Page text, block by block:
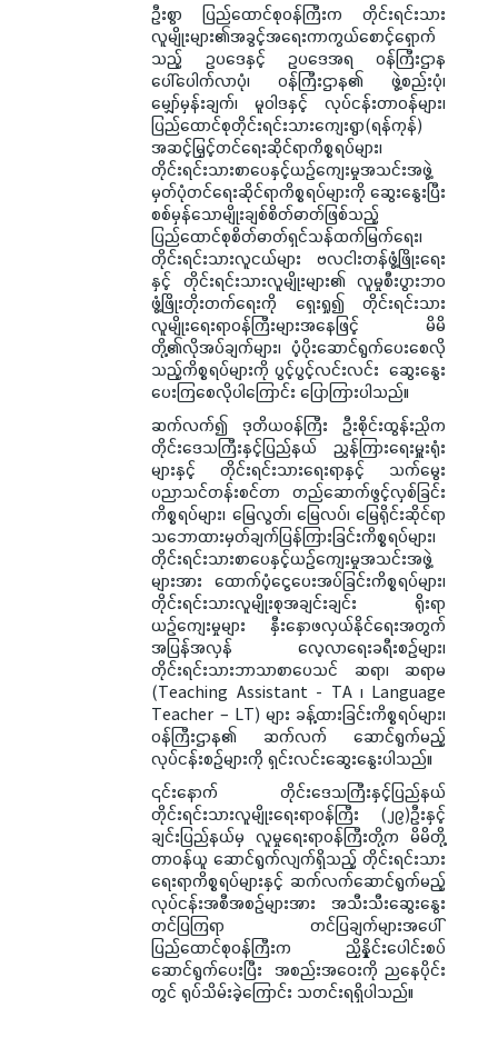
ဦးစွာ ပြည်ထောင်စုဝန်ကြီးက တိုင်းရင်းသား
လူမျိုးများ၏အခွင့်အရေးကာကွယ်စောင့်ရှောက်
သည့် ဥပဒေနှင့် ဥပဒေအရ ဝန်ကြီးဌာန
ပေါ်ပေါက်လာပုံ၊ ဝန်ကြီးဌာန၏ ဖွဲ့စည်းပုံ၊
မျှော်မှန်းချက်၊ မူဝါဒနှင့် လုပ်ငန်းတာဝန်များ၊
ပြည်ထောင်စုတိုင်းရင်းသားကျေးရွာ(ရန်ကုန်)
အဆင့်မြှင့်တင်ရေးဆိုင်ရာကိစ္စရပ်များ၊
တိုင်းရင်းသားစာပေနှင့်ယဉ်ကျေးမှုအသင်းအဖွဲ့
မှတ်ပုံတင်ရေးဆိုင်ရာကိစ္စရပ်များကို ဆွေးနွေးပြီး
စစ်မှန်သောမျိုးချစ်စိတ်ဓာတ်ဖြစ်သည့်
ပြည်ထောင်စုစိတ်ဓာတ်ရှင်သန်ထက်မြက်ရေး၊
တိုင်းရင်းသားလူငယ်များ ဗလငါးတန်ဖွံ့ဖြိုးရေး
နှင့် တိုင်းရင်းသားလူမျိုးများ၏ လူမှုစီးပွားဘဝ
ဖွံ့ဖြိုးတိုးတက်ရေးကို ရှေးရှု၍ တိုင်းရင်းသား
လူမျိုးရေးရာဝန်ကြီးများအနေဖြင့် မိမိ
တို့၏လိုအပ်ချက်များ၊ ပံ့ပိုးဆောင်ရွက်ပေးစေလို
သည့်ကိစ္စရပ်များကို ပွင့်ပွင့်လင်းလင်း ဆွေးနွေး
ပေးကြစေလိုပါကြောင်း ပြောကြားပါသည်။
ဆက်လက်၍ ဒုတိယဝန်ကြီး ဦးစိုင်းထွန်းညိုက
တိုင်းဒေသကြီးနှင့်ပြည်နယ် ညွှန်ကြားရေးမှူးရုံး
များနှင့် တိုင်းရင်းသားရေးရာနှင့် သက်မွေး
ပညာသင်တန်းစင်တာ တည်ဆောက်ဖွင့်လှစ်ခြင်း
ကိစ္စရပ်များ၊ မြေလွတ်၊ မြေလပ်၊ မြေရိုင်းဆိုင်ရာ
သဘောထားမှတ်ချက်ပြန်ကြားခြင်းကိစ္စရပ်များ၊
တိုင်းရင်းသားစာပေနှင့်ယဉ်ကျေးမှုအသင်းအဖွဲ့
များအား ထောက်ပံ့ငွေပေးအပ်ခြင်းကိစ္စရပ်များ၊
တိုင်းရင်းသားလူမျိုးစုအချင်းချင်း ရိုးရာ
ယဉ်ကျေးမှုများ နှီးနှောဖလှယ်နိုင်ရေးအတွက်
အပြန်အလှန် လေ့လာရေးခရီးစဉ်များ၊
တိုင်းရင်းသားဘာသာစာပေသင် ဆရာ၊ ဆရာမ
(Teaching Assistant - TA ၊ Language
Teacher – LT) များ ခန့်ထားခြင်းကိစ္စရပ်များ၊
ဝန်ကြီးဌာန၏ ဆက်လက် ဆောင်ရွက်မည့်
လုပ်ငန်းစဉ်များကို ရှင်းလင်းဆွေးနွေးပါသည်။
၎င်းနောက် တိုင်းဒေသကြီးနှင့်ပြည်နယ်
တိုင်းရင်းသားလူမျိုးရေးရာဝန်ကြီး (၂၉)ဦးနှင့်
ချင်းပြည်နယ်မှ လူမှုရေးရာဝန်ကြီးတို့က မိမိတို့
တာဝန်ယူ ဆောင်ရွက်လျက်ရှိသည့် တိုင်းရင်းသား
ရေးရာကိစ္စရပ်များနှင့် ဆက်လက်ဆောင်ရွက်မည့်
လုပ်ငန်းအစီအစဉ်များအား အသီးသီးဆွေးနွေး
တင်ပြကြရာ တင်ပြချက်များအပေါ်
ပြည်ထောင်စုဝန်ကြီးက ညှိနှိုင်းပေါင်းစပ်
ဆောင်ရွက်ပေးပြီး အစည်းအ‌ဝေးကို ညနေပိုင်း
တွင် ရုပ်သိမ်းခဲ့ကြောင်း သတင်းရရှိပါသည်။